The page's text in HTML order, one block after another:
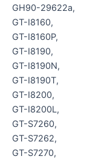
GH90-29622a,
GT-I8160,
GT-I8160P,
GT-I8190,
GT-I8190N,
GT-I8190T,
GT-I8200,
GT-I8200L,
GT-S7260,
GT-S7262,
GT-S7270,